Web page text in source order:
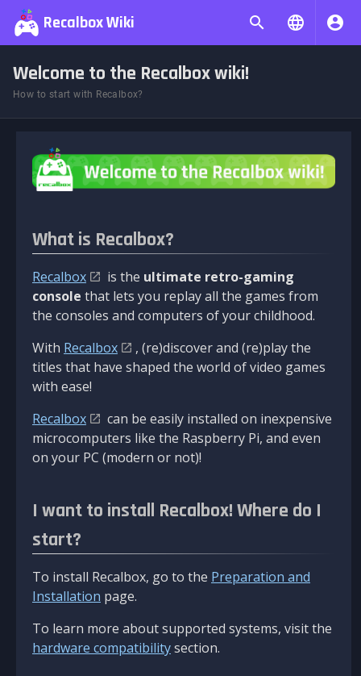
Recalbox Wiki
Welcome to the Recalbox wiki!
How to start with Recalbox?
What is Recalbox?
Recalbox is the ultimate retro-gaming
console that lets you replay all the games from
the consoles and computers of your childhood.
With Recalbox
, (re)discover and (re)play the
titles that have shaped the world of video games
with ease!
Recalbox
can be easily installed on inexpensive
microcomputers like the Raspberry Pi, and even
on your PC (modern or not)!
I want to install Recalbox! Where do I
start?
To install Recalbox, go to the Preparation and
Installation page.
To learn more about supported systems, visit the
hardware compatibilitysection.